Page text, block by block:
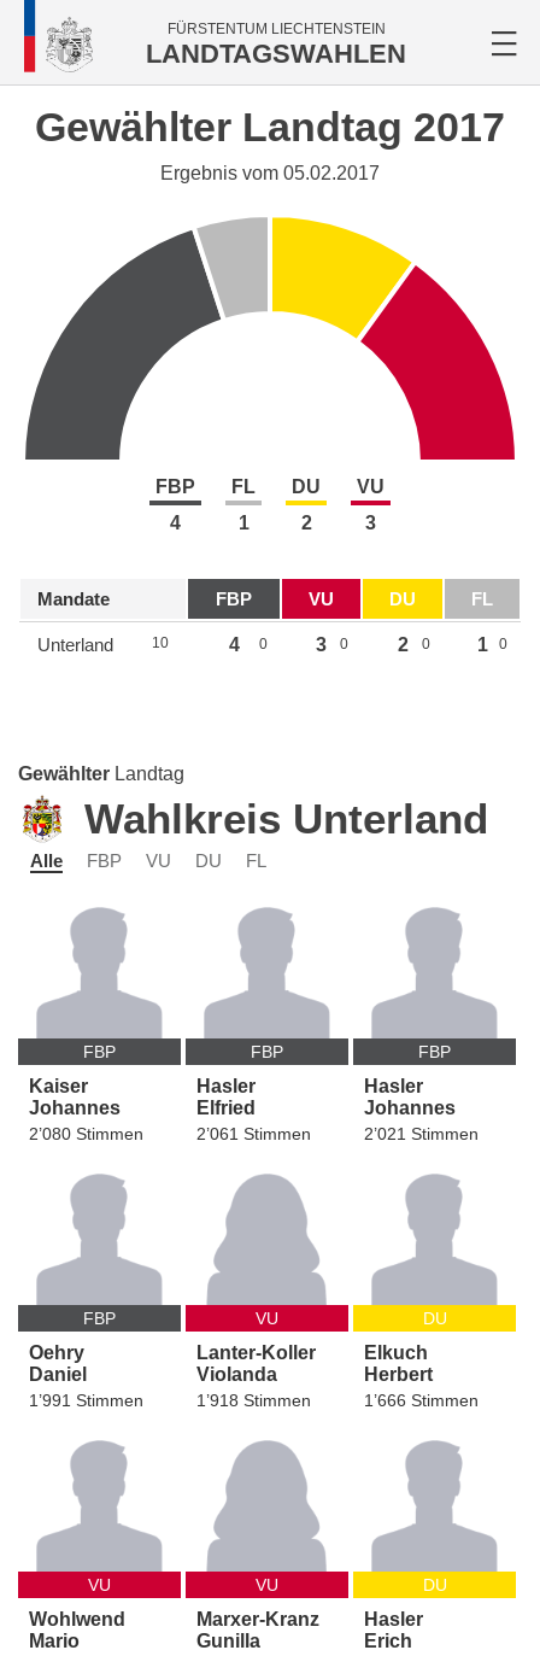
FÜRSTENTUM LIECHTENSTEIN
LANDTAGSWAHLEN
Gewählter Landtag 2017
Ergebnis vom 05.02.2017
FBP
4
FL
1
DU
2
VU
3
Mandate FBP VU DU FL
Unterland 10 4 0 3 0 2 0 1 0
Gewählter Landtag
Wahlkreis Unterland
Alle FBP VU DU FL
FBP
Kaiser
Johannes
2’080 Stimmen
FBP
Hasler
Elfried
2’061 Stimmen
FBP
Hasler
Johannes
2’021 Stimmen
FBP
Oehry
Daniel
1’991 Stimmen
VU
Lanter-Koller
Violanda
1’918 Stimmen
DU
Elkuch
Herbert
1’666 Stimmen
VU
Wohlwend
Mario
VU
Marxer-Kranz
Gunilla
DU
Hasler
Erich